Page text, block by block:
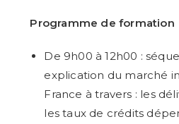
Programme de formation
De 9h00 à 12h00 :
explication du marché
France à travers : les
les taux de crédits